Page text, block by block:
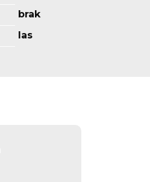
brak
las